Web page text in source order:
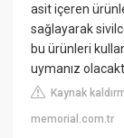
asit içeren
sağlayarak
bu ürünleri
uymanız
Kaynak
memorial.com.tr